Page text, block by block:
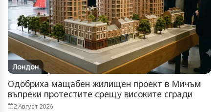
Лондон
Одобриха мащабен жилищен проект в Мичъм
въпреки протестите срещу високите сгради
2 Август 2026